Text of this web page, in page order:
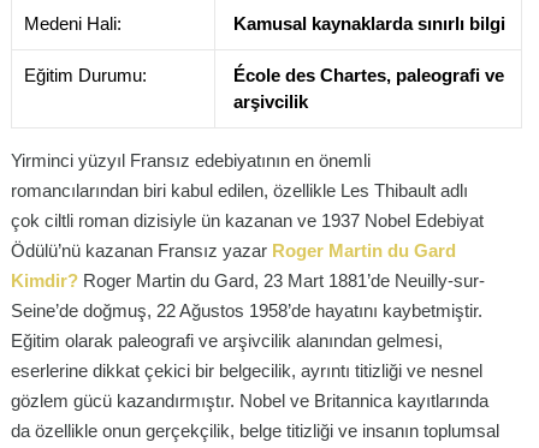
Medeni Hali: Kamusal kaynaklarda sınırlı bilgi
Eğitim Durumu:
École des Chartes, paleografi ve
arşivcilik
Yirminci yüzyıl Fransız edebiyatının en önemli
romancılarından biri kabul edilen, özellikle Les Thibault adlı
çok ciltli roman dizisiyle ün kazanan ve 1937 Nobel Edebiyat
Ödülü’nü kazanan Fransız yazar Roger Martin du Gard
Kimdir? Roger Martin du Gard, 23 Mart 1881’de Neuilly-sur-
Seine’de doğmuş, 22 Ağustos 1958’de hayatını kaybetmiştir.
Eğitim olarak paleografi ve arşivcilik alanından gelmesi,
eserlerine dikkat çekici bir belgecilik, ayrıntı titizliği ve nesnel
gözlem gücü kazandırmıştır. Nobel ve Britannica kayıtlarında
da özellikle onun gerçekçilik, belge titizliği ve insanın toplumsal